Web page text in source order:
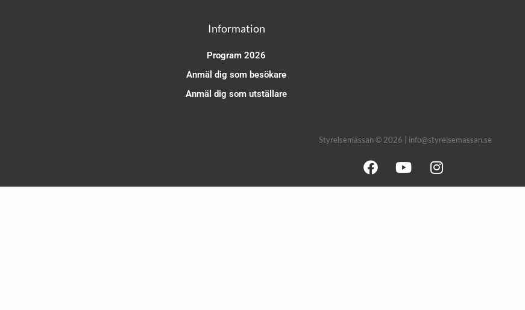
Information
Program 2026
Anmäl dig som besökare
Anmäl dig som utställare
Styrelsemässan © 2026 | info@styrelsemassan.se